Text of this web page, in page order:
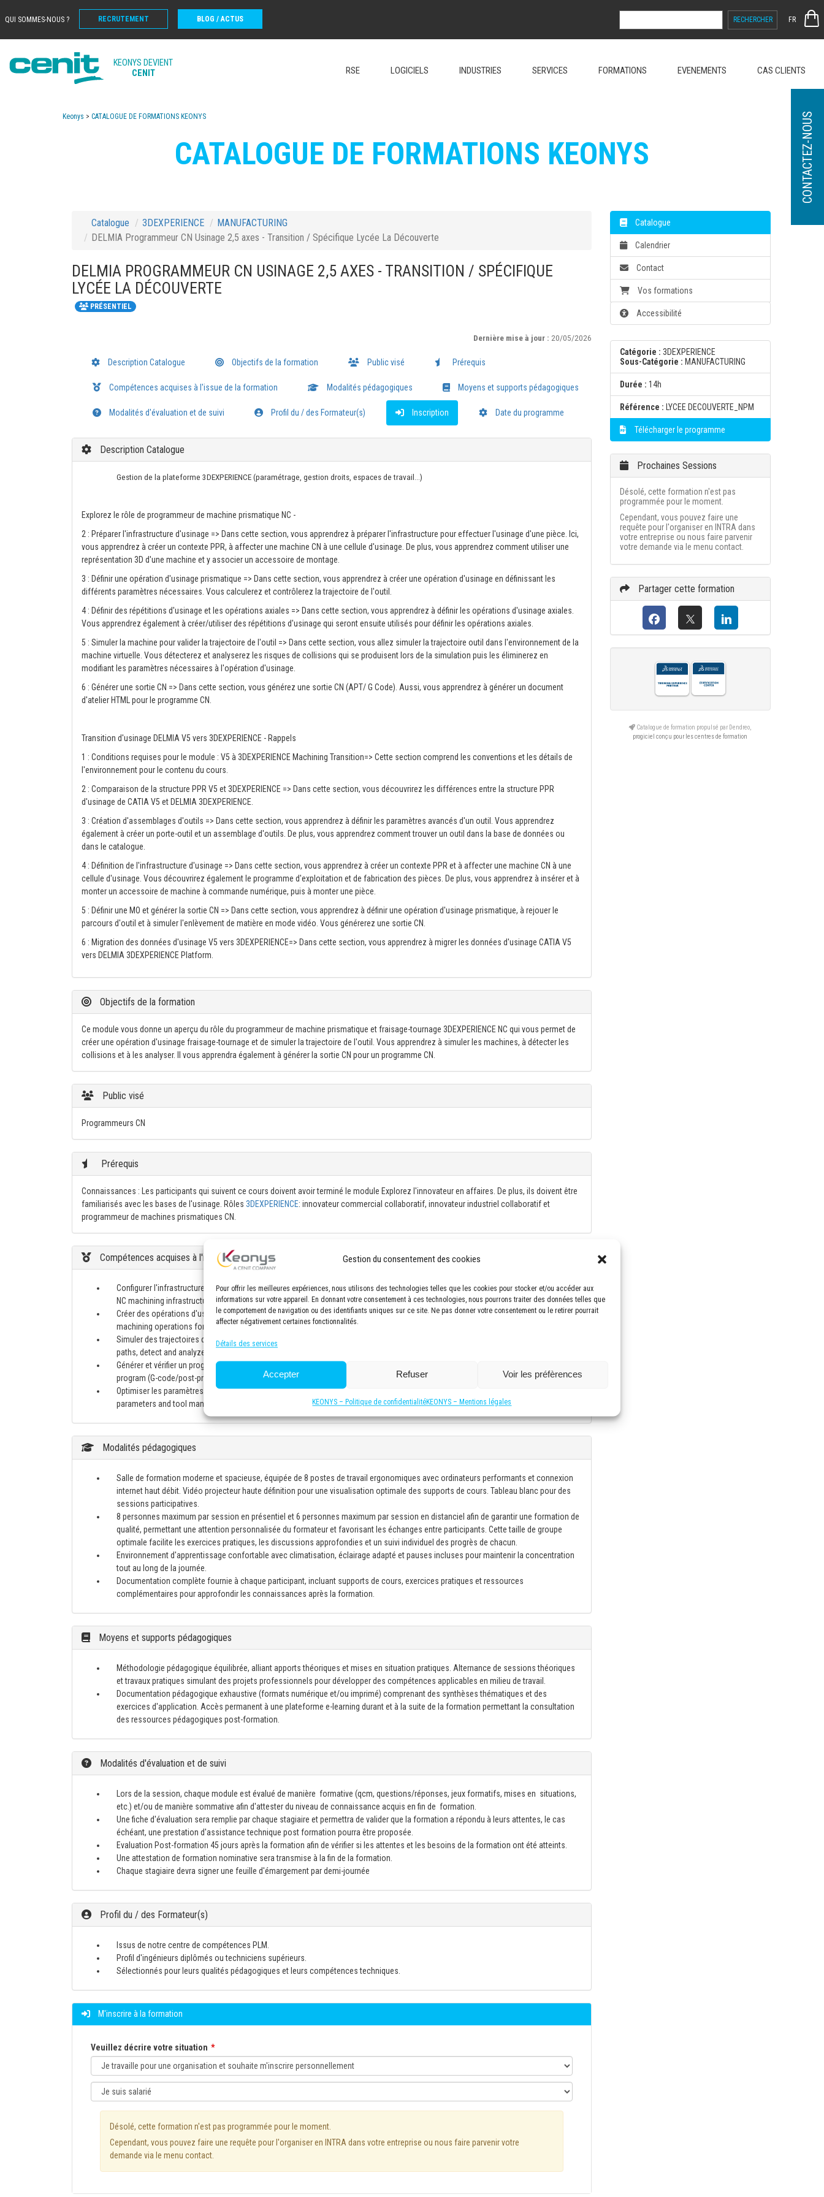
Gestion du consentement des cookies
Pour offrir les meilleures expériences, nous utilisons des technologies telles que les cookies pour stocker et/ou accéder aux
informations sur votre appareil. En donnant votre consentement à ces technologies, nous pourrons traiter des données telles que
le comportement de navigation ou des identifiants uniques sur ce site. Ne pas donner votre consentement ou le retirer pourrait
affecter négativement certaines fonctionnalités.
Détails des services
Accepter Refuser Voir les préfèrences
KEONYS – Politique de confidentialitéKEONYS – Mentions légales
QUI SOMMES-NOUS ? RECRUTEMENT BLOG / ACTUS
RECHERCHER :
FR
KEONYS DEVIENT
CENIT
RSE LOGICIELS INDUSTRIES SERVICES FORMATIONS EVENEMENTS CAS CLIENTS
CONTACTEZ-NOUS
Keonys > CATALOGUE DE FORMATIONS KEONYS
CATALOGUE DE FORMATIONS KEONYS
Catalogue 3DEXPERIENCE
MANUFACTURING
DELMIA Programmeur CN Usinage 2,5 axes - Transition / Spécifique Lycée La Découverte
DELMIA PROGRAMMEUR CN USINAGE 2,5 AXES - TRANSITION / SPÉCIFIQUE
LYCÉE LA DÉCOUVERTE
PRÉSENTIEL
Dernière mise à jour : 20/05/2026
Description Catalogue Objectifs de la formation Public visé Prérequis
Compétences acquises à l'issue de la formation Modalités pédagogiques Moyens et supports pédagogiques
Modalités d'évaluation et de suivi Profil du / des Formateur(s) Inscription Date du programme
Description Catalogue
Gestion de la plateforme 3DEXPERIENCE (paramétrage, gestion droits, espaces de travail...)
Explorez le rôle de programmeur de machine prismatique NC -
2 : Préparer l'infrastructure d'usinage => Dans cette section, vous apprendrez à préparer l'infrastructure pour effectuer l'usinage d'une pièce. Ici,
vous apprendrez à créer un contexte PPR, à affecter une machine CN à une cellule d'usinage. De plus, vous apprendrez comment utiliser une
représentation 3D d'une machine et y associer un accessoire de montage.
3 : Définir une opération d'usinage prismatique => Dans cette section, vous apprendrez à créer une opération d'usinage en définissant les
différents paramètres nécessaires. Vous calculerez et contrôlerez la trajectoire de l'outil.
4 : Définir des répétitions d'usinage et les opérations axiales => Dans cette section, vous apprendrez à définir les opérations d'usinage axiales.
Vous apprendrez également à créer/utiliser des répétitions d'usinage qui seront ensuite utilisés pour définir les opérations axiales.
5 : Simuler la machine pour valider la trajectoire de l'outil => Dans cette section, vous allez simuler la trajectoire outil dans l'environnement de la
machine virtuelle. Vous détecterez et analyserez les risques de collisions qui se produisent lors de la simulation puis les éliminerez en
modifiant les paramètres nécessaires à l'opération d'usinage.
6 : Générer une sortie CN => Dans cette section, vous générez une sortie CN (APT/ G Code). Aussi, vous apprendrez à générer un document
d'atelier HTML pour le programme CN.
Transition d'usinage DELMIA V5 vers 3DEXPERIENCE - Rappels
1 : Conditions requises pour le module : V5 à 3DEXPERIENCE Machining Transition=> Cette section comprend les conventions et les détails de
l'environnement pour le contenu du cours.
2 : Comparaison de la structure PPR V5 et 3DEXPERIENCE => Dans cette section, vous découvrirez les différences entre la structure PPR
d'usinage de CATIA V5 et DELMIA 3DEXPERIENCE.
3 : Création d'assemblages d'outils => Dans cette section, vous apprendrez à définir les paramètres avancés d'un outil. Vous apprendrez
également à créer un porte-outil et un assemblage d'outils. De plus, vous apprendrez comment trouver un outil dans la base de données ou
dans le catalogue.
4 : Définition de l'infrastructure d'usinage => Dans cette section, vous apprendrez à créer un contexte PPR et à affecter une machine CN à une
cellule d'usinage. Vous découvrirez également le programme d'exploitation et de fabrication des pièces. De plus, vous apprendrez à insérer et à
monter un accessoire de machine à commande numérique, puis à monter une pièce.
5 : Définir une MO et générer la sortie CN => Dans cette section, vous apprendrez à définir une opération d'usinage prismatique, à rejouer le
parcours d'outil et à simuler l'enlèvement de matière en mode vidéo. Vous générerez une sortie CN.
6 : Migration des données d'usinage V5 vers 3DEXPERIENCE=> Dans cette section, vous apprendrez à migrer les données d'usinage CATIA V5
vers DELMIA 3DEXPERIENCE Platform.
Objectifs de la formation
Ce module vous donne un aperçu du rôle du programmeur de machine prismatique et fraisage-tournage 3DEXPERIENCE NC qui vous permet de
créer une opération d'usinage fraisage-tournage et de simuler la trajectoire de l'outil. Vous apprendrez à simuler les machines, à détecter les
collisions et à les analyser. Il vous apprendra également à générer la sortie CN pour un programme CN.
Public visé
Programmeurs CN
Prérequis
Connaissances : Les participants qui suivent ce cours doivent avoir terminé le module Explorez l'innovateur en affaires. De plus, ils doivent être
familiarisés avec les bases de l'usinage. Rôles 3DEXPERIENCE: innovateur commercial collaboratif, innovateur industriel collaboratif et
programmeur de machines prismatiques CN.
Compétences acquises à l'issue de la formation
Configurer l'infrastructure d'usinage NC prismatique dans le rôle 3DEXPERIENCE NC Programmer (maîtrise) / Configure the prismatic
NC machining infrastructure in the 3DEXPERIENCE NC Programmer role (proficiency)
Créer des opérations d'usinage 2,5 axes et fraisage-tournage pour des pièces prismatiques (maîtrise) / Create 2.5-axis and mill-turn
machining operations for prismatic parts (proficiency)
Simuler des trajectoires d'outil, détecter et analyser les collisions dans l'environnement 3DEXPERIENCE (maîtrise) / Simulate tool
paths, detect and analyze collisions in the 3DEXPERIENCE environment (proficiency)
Générer et vérifier un programme CN (code G/post-processeur) à partir des opérations DELMIA (maîtrise) / Generate and verify an NC
program (G-code/post-processor) from DELMIA operations (proficiency)
Optimiser les paramètres de coupe et la gestion des outils pour améliorer la productivité usinage (initiation) / Optimize cutting
parameters and tool management to improve machining productivity (introduction)
Modalités pédagogiques
Salle de formation moderne et spacieuse, équipée de 8 postes de travail ergonomiques avec ordinateurs performants et connexion
internet haut débit. Vidéo projecteur haute définition pour une visualisation optimale des supports de cours. Tableau blanc pour des
sessions participatives.
8 personnes maximum par session en présentiel et 6 personnes maximum par session en distanciel afin de garantir une formation de
qualité, permettant une attention personnalisée du formateur et favorisant les échanges entre participants. Cette taille de groupe
optimale facilite les exercices pratiques, les discussions approfondies et un suivi individuel des progrès de chacun.
Environnement d'apprentissage confortable avec climatisation, éclairage adapté et pauses incluses pour maintenir la concentration
tout au long de la journée.
Documentation complète fournie à chaque participant, incluant supports de cours, exercices pratiques et ressources
complémentaires pour approfondir les connaissances après la formation.
Moyens et supports pédagogiques
Méthodologie pédagogique équilibrée, alliant apports théoriques et mises en situation pratiques. Alternance de sessions théoriques
et travaux pratiques simulant des projets professionnels pour développer des compétences applicables en milieu de travail.
Documentation pédagogique exhaustive (formats numérique et/ou imprimé) comprenant des synthèses thématiques et des
exercices d'application. Accès permanent à une plateforme e-learning durant et à la suite de la formation permettant la consultation
des ressources pédagogiques post-formation.
Modalités d'évaluation et de suivi
Lors de la session, chaque module est évalué de manière formative (qcm, questions/réponses, jeux formatifs, mises en situations,
etc.) et/ou de manière sommative afin d'attester du niveau de connaissance acquis en fin de formation.
Une fiche d'évaluation sera remplie par chaque stagiaire et permettra de valider que la formation a répondu à leurs attentes, le cas
échéant, une prestation d'assistance technique post formation pourra être proposée.
Evaluation Post-formation 45 jours après la formation afin de vérifier si les attentes et les besoins de la formation ont été atteints.
Une attestation de formation nominative sera transmise à la fin de la formation.
Chaque stagiaire devra signer une feuille d'émargement par demi-journée
Profil du / des Formateur(s)
Issus de notre centre de compétences PLM.
Profil d'ingénieurs diplômés ou techniciens supérieurs.
Sélectionnés pour leurs qualités pédagogiques et leurs compétences techniques.
M'inscrire à la formation
Veuillez décrire votre situation
Désolé, cette formation n'est pas programmée pour le moment.
Cependant, vous pouvez faire une requête pour l'organiser en INTRA dans votre entreprise ou nous faire parvenir votre
demande via le menu contact.
Catalogue
Calendrier
Contact
Vos formations
Accessibilité
Catégorie : 3DEXPERIENCE
Sous-Catégorie : MANUFACTURING
Durée : 14h
Référence : LYCEE DECOUVERTE_NPM
Télécharger le programme
Prochaines Sessions
Désolé, cette formation n'est pas
programmée pour le moment.
Cependant, vous pouvez faire une
requête pour l'organiser en INTRA dans
votre entreprise ou nous faire parvenir
votre demande via le menu contact.
Partager cette formation
Catalogue de formation propulsé par Dendreo,
progiciel conçu pour les centres de formation